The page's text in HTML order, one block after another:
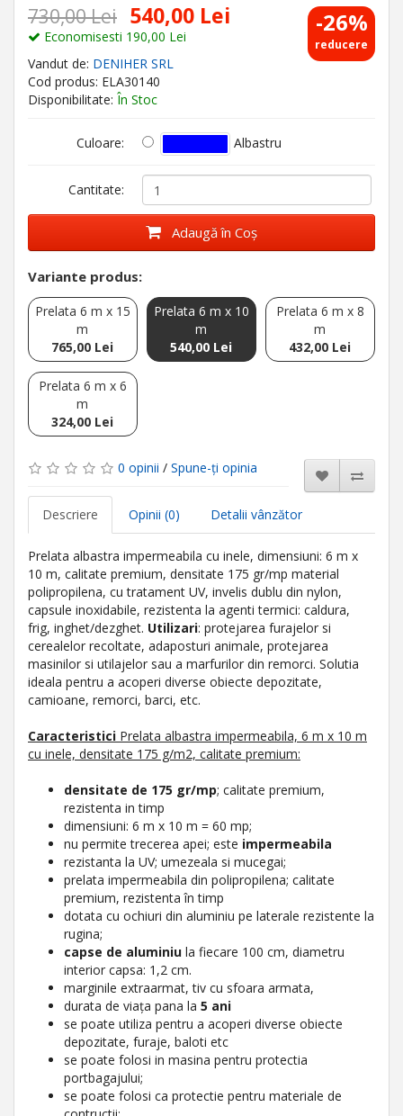
-26%
reducere
730,00 Lei 540,00 Lei
Economisesti 190,00 Lei
Vandut de: DENIHER SRL
Cod produs: ELA30140
Disponibilitate: În Stoc
Culoare: Albastru
Cantitate:
Adaugă în Coş
Variante produs:
Prelata 6 m x 15
m
765,00 Lei
Prelata 6 m x 10
m
540,00 Lei
Prelata 6 m x 8
m
432,00 Lei
Prelata 6 m x 6
m
324,00 Lei
0 opinii / Spune-ţi opinia
Descriere Opinii (0) Detalii vânzător
Prelata albastra impermeabila cu inele, dimensiuni: 6 m x
10 m, calitate premium, densitate 175 gr/mp material
polipropilena, cu tratament UV, invelis dublu din nylon,
capsule inoxidabile, rezistenta la agenti termici: caldura,
frig, inghet/dezghet. Utilizari: protejarea furajelor si
cerealelor recoltate, adaposturi animale, protejarea
masinilor si utilajelor sau a marfurilor din remorci. Solutia
ideala pentru a acoperi diverse obiecte depozitate,
camioane, remorci, barci, etc.
Caracteristici Prelata albastra impermeabila, 6 m x 10 m
cu inele, densitate 175 g/m2, calitate premium:
densitate de 175 gr/mp; calitate premium,
rezistenta in timp
dimensiuni: 6 m x 10 m = 60 mp;
nu permite trecerea apei; este impermeabila
rezistanta la UV; umezeala si mucegai;
prelata impermeabila din polipropilena; calitate
premium, rezistenta în timp
dotata cu ochiuri din aluminiu pe laterale rezistente la
rugina;
capse de aluminiu la fiecare 100 cm, diametru
interior capsa: 1,2 cm.
marginile extraarmat, tiv cu sfoara armata,
durata de viața pana la 5 ani
se poate utiliza pentru a acoperi diverse obiecte
depozitate, furaje, baloti etc
se poate folosi in masina pentru protectia
portbagajului;
se poate folosi ca protectie pentru materiale de